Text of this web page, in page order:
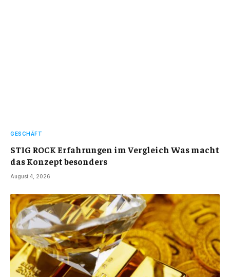
GESCHÄFT
STIG ROCK Erfahrungen im Vergleich Was macht
das Konzept besonders
August 4, 2026